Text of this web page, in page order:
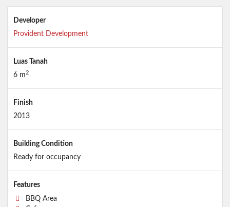
Developer
Provident Development
Luas Tanah
6 m 2
Finish
2013
Building Condition
Ready for occupancy
Features
BBQ Area